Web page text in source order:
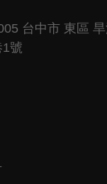
台中市 東區
1號